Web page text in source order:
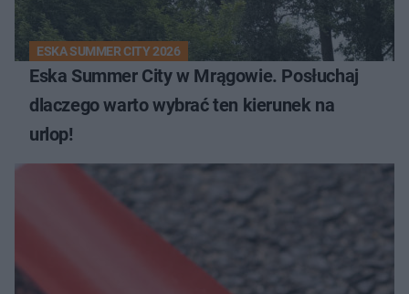
ESKA SUMMER CITY 2026
Eska Summer City w Mrągowie. Posłuchaj
dlaczego warto wybrać ten kierunek na
urlop!